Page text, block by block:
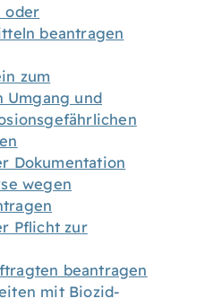
oder
beantragen
zum
Umgang und
Dokumentation
wegen
Pflicht zur
beantragen
mit Biozid-